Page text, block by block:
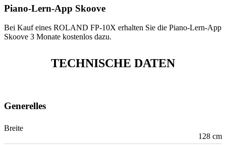
Piano-Lern-App Skoove
Bei Kauf eines ROLAND FP-10X erhalten Sie die Piano-Lern-App
Skoove 3 Monate kostenlos dazu.
TECHNISCHE DATEN
Generelles
Breite
128 cm